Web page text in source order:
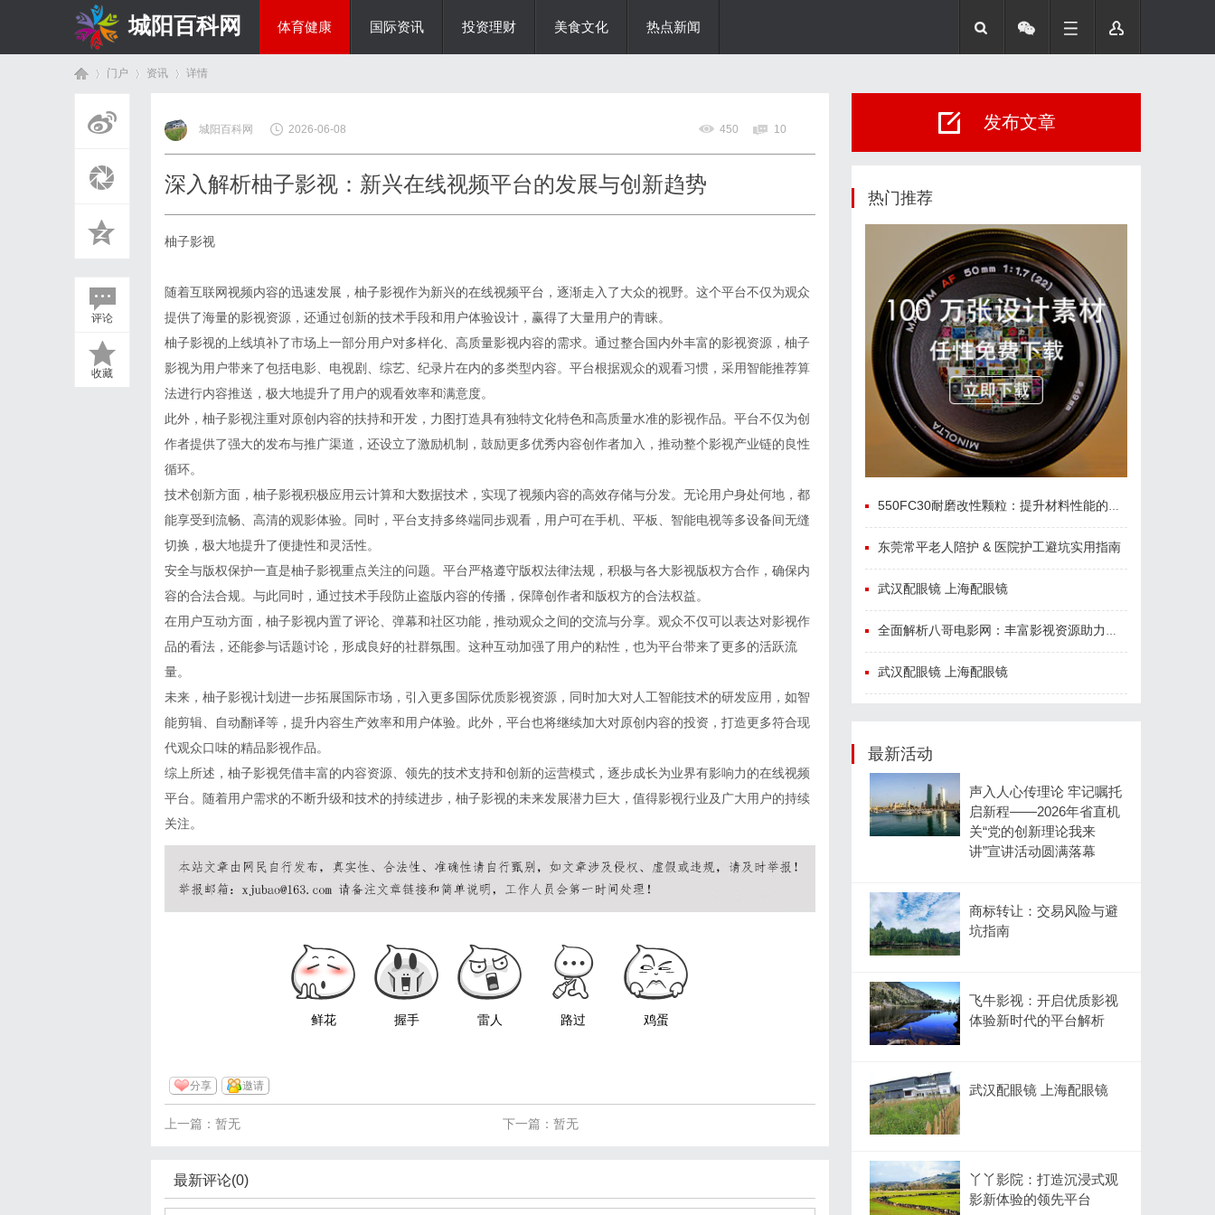
城阳百科网 体育健康 国际资讯 投资理财 美食文化 热点新闻
门户 资讯
›
详情
评论
收藏
城阳百科网 2026-06-08 450 10
深入解析柚子影视：新兴在线视频平台的发展与创新趋势
柚子影视
随着互联网视频内容的迅速发展，柚子影视作为新兴的在线视频平台，逐渐走入了大众的视野。这个平台不仅为观众
提供了海量的影视资源，还通过创新的技术手段和用户体验设计，赢得了大量用户的青睐。
柚子影视的上线填补了市场上一部分用户对多样化、高质量影视内容的需求。通过整合国内外丰富的影视资源，柚子
影视为用户带来了包括电影、电视剧、综艺、纪录片在内的多类型内容。平台根据观众的观看习惯，采用智能推荐算
法进行内容推送，极大地提升了用户的观看效率和满意度。
此外，柚子影视注重对原创内容的扶持和开发，力图打造具有独特文化特色和高质量水准的影视作品。平台不仅为创
作者提供了强大的发布与推广渠道，还设立了激励机制，鼓励更多优秀内容创作者加入，推动整个影视产业链的良性
循环。
技术创新方面，柚子影视积极应用云计算和大数据技术，实现了视频内容的高效存储与分发。无论用户身处何地，都
能享受到流畅、高清的观影体验。同时，平台支持多终端同步观看，用户可在手机、平板、智能电视等多设备间无缝
切换，极大地提升了便捷性和灵活性。
安全与版权保护一直是柚子影视重点关注的问题。平台严格遵守版权法律法规，积极与各大影视版权方合作，确保内
容的合法合规。与此同时，通过技术手段防止盗版内容的传播，保障创作者和版权方的合法权益。
在用户互动方面，柚子影视内置了评论、弹幕和社区功能，推动观众之间的交流与分享。观众不仅可以表达对影视作
品的看法，还能参与话题讨论，形成良好的社群氛围。这种互动加强了用户的粘性，也为平台带来了更多的活跃流
量。
未来，柚子影视计划进一步拓展国际市场，引入更多国际优质影视资源，同时加大对人工智能技术的研发应用，如智
能剪辑、自动翻译等，提升内容生产效率和用户体验。此外，平台也将继续加大对原创内容的投资，打造更多符合现
代观众口味的精品影视作品。
综上所述，柚子影视凭借丰富的内容资源、领先的技术支持和创新的运营模式，逐步成长为业界有影响力的在线视频
平台。随着用户需求的不断升级和技术的持续进步，柚子影视的未来发展潜力巨大，值得影视行业及广大用户的持续
关注。
鲜花 握手 雷人 路过 鸡蛋
分享 邀请
下一篇：暂无
上一篇：暂无
最新评论(0)
发布文章
热门推荐
550FC30耐磨改性颗粒：提升材料性能的新选择
东莞常平老人陪护 & 医院护工避坑实用指南
武汉配眼镜 上海配眼镜
全面解析八哥电影网：丰富影视资源助力观影体验升级
武汉配眼镜 上海配眼镜
最新活动
声入人心传理论 牢记嘱托
启新程——2026年省直机
关“党的创新理论我来
讲”宣讲活动圆满落幕
商标转让：交易风险与避
坑指南
飞牛影视：开启优质影视
体验新时代的平台解析
武汉配眼镜 上海配眼镜
丫丫影院：打造沉浸式观
影新体验的领先平台